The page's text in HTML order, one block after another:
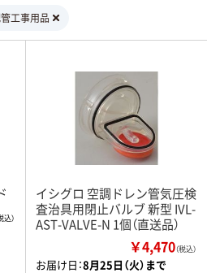
工事用品
イシグロ 空調ドレン管気圧検
査治具用閉止バルブ 新型 IVL-
AST-VALVE-N 1個（直送品）
￥4,470（税込）
お届け日：8月25日（火）まで